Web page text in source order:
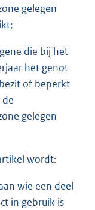
gelegen
die bij het
het genot
of beperkt
gelegen
wordt:
wie een deel
in gebruik is